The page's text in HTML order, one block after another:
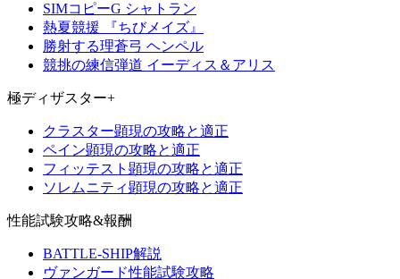
SIMコピーG シャトラン
熱夏競援 『ちびメイズ』
勝射する理蒼弓 ヘンペル
競挑の練信弾道 イーディス＆アリス
極ディザスター+
クラスター顕現の攻略と適正
ペイン顕現の攻略と適正
フィッテスト顕現の攻略と適正
ソレムニティ顕現の攻略と適正
性能試験攻略&報酬
BATTLE-SHIP解説
ヴァンガード性能試験攻略